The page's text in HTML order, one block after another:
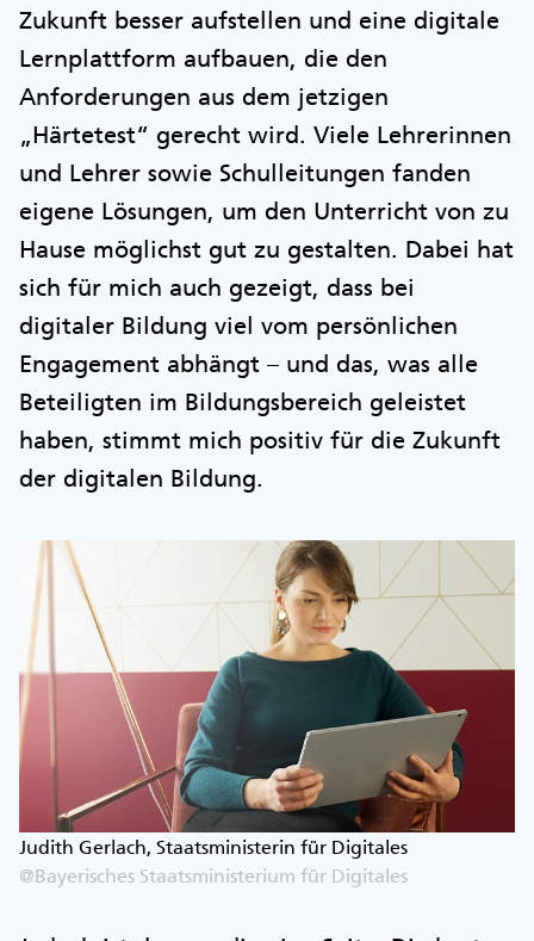
Zukunft besser aufstellen und eine digitale
Lernplattform aufbauen, die den
Anforderungen aus dem jetzigen
„Härtetest“ gerecht wird. Viele Lehrerinnen
und Lehrer sowie Schulleitungen fanden
eigene Lösungen, um den Unterricht von zu
Hause möglichst gut zu gestalten. Dabei hat
sich für mich auch gezeigt, dass bei
digitaler Bildung viel vom persönlichen
Engagement abhängt – und das, was alle
Beteiligten im Bildungsbereich geleistet
haben, stimmt mich positiv für die Zukunft
der digitalen Bildung.
Judith Gerlach, Staatsministerin für Digitales
@Bayerisches Staatsministerium für Digitales